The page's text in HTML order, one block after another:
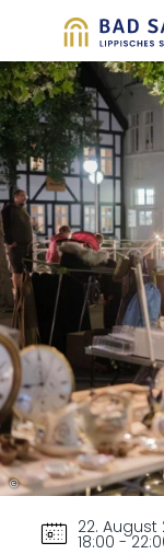
©
22. August
18:00 -